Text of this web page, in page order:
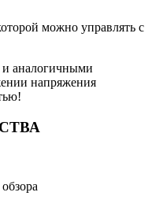
можно управлять с
аналогичными
напряжения